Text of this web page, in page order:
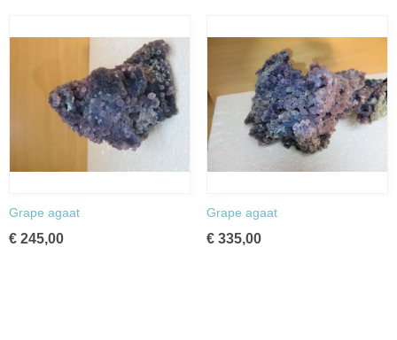
Grape agaat
€ 245,00
Grape agaat
€ 335,00